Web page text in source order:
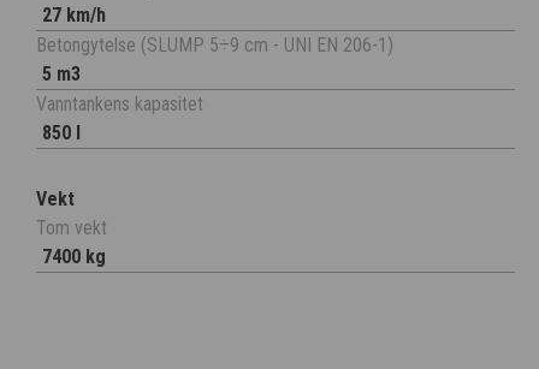
27 km/h
Betongytelse (SLUMP 5÷9 cm - UNI EN 206-1)
5 m3
Vanntankens kapasitet
850 l
Vekt
Tom vekt
7400 kg